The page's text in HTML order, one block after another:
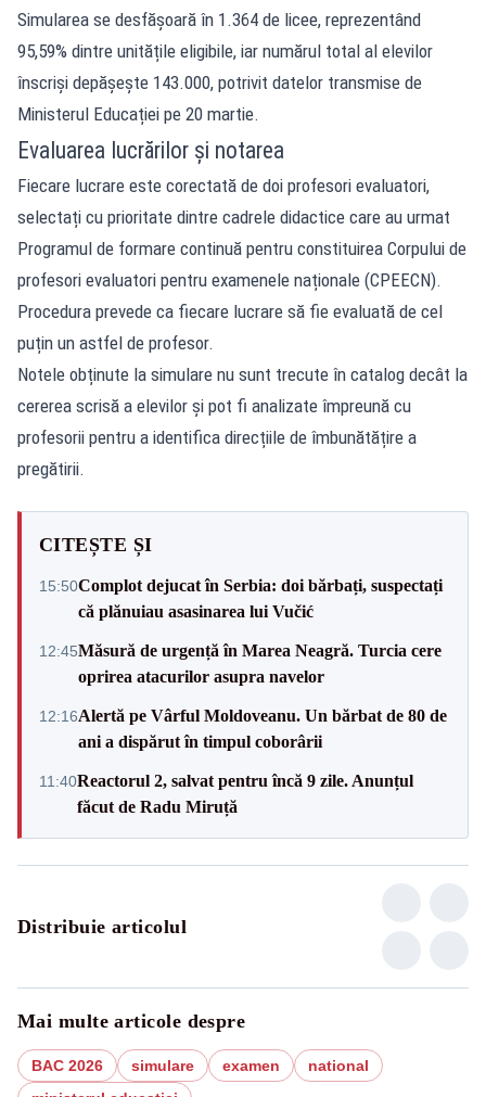
Simularea se desfășoară în 1.364 de licee, reprezentând
95,59% dintre unitățile eligibile, iar numărul total al elevilor
înscriși depășește 143.000, potrivit datelor transmise de
Ministerul Educației pe 20 martie.
Evaluarea lucrărilor și notarea
Fiecare lucrare este corectată de doi profesori evaluatori,
selectați cu prioritate dintre cadrele didactice care au urmat
Programul de formare continuă pentru constituirea Corpului de
profesori evaluatori pentru examenele naționale (CPEECN).
Procedura prevede ca fiecare lucrare să fie evaluată de cel
puțin un astfel de profesor.
Notele obținute la simulare nu sunt trecute în catalog decât la
cererea scrisă a elevilor și pot fi analizate împreună cu
profesorii pentru a identifica direcțiile de îmbunătățire a
pregătirii.
CITEȘTE ȘI
15:50Complot dejucat în Serbia: doi bărbați, suspectați
că plănuiau asasinarea lui Vučić
12:45Măsură de urgență în Marea Neagră. Turcia cere
oprirea atacurilor asupra navelor
12:16Alertă pe Vârful Moldoveanu. Un bărbat de 80 de
ani a dispărut în timpul coborârii
11:40Reactorul 2, salvat pentru încă 9 zile. Anunțul
făcut de Radu Miruță
Distribuie articolul
Mai multe articole despre
BAC 2026 simulare examen
national